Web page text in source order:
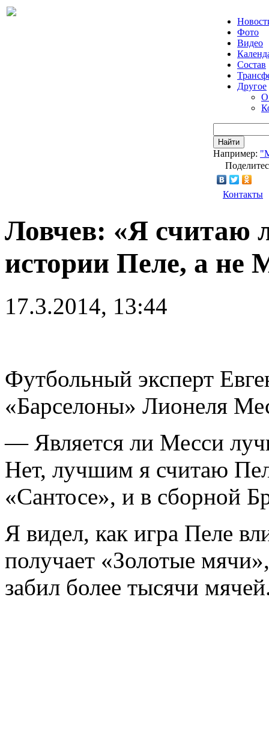
Фото
Видео
Состав
Другое
О
Найти
Например:
Контакты
Ловчев: «Я считаю
истории Пеле, а не
17.3.2014, 13:44
Футбольный эксперт
«Барселоны» Лионеля
— Является ли Месси
Нет, лучшим я считаю
«Сантосе», и в сборной
Я видел, как игра Пеле
получает «Золотые
забил более тысячи